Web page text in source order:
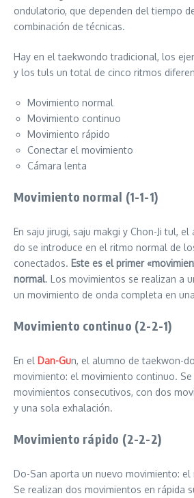
ondulatorio, que dependen del tiempo
combinación de técnicas.
Hay en el taekwondo tradicional, los
y los tuls un total de cinco ritmos
Movimiento normal
Movimiento continuo
Movimiento rápido
Conectar el movimiento
Cámara lenta
Movimiento normal (1-1-1)
En saju jirugi, saju makgi y Chon-Ji tul,
do se introduce en el ritmo normal de
conectados. Este es el primer
normal. Los movimientos se realizan a
un movimiento de onda completa en
Movimiento continuo (2-2-1)
En el Dan-Gun, el alumno de taekwon-
movimiento: el movimiento continuo.
movimientos consecutivos, con dos
y una sola exhalación.
Movimiento rápido (2-2-2)
Do-San aporta un nuevo movimiento:
Se realizan dos movimientos en rápida